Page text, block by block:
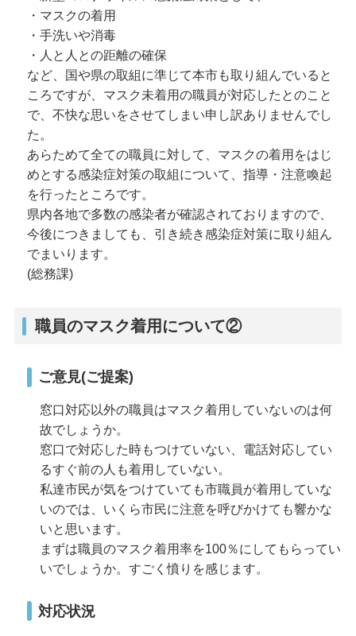
・マスクの着用
・手洗いや消毒
・人と人との距離の確保
など、国や県の取組に準じて本市も取り組んでいると
ころですが、マスク未着用の職員が対応したとのこと
で、不快な思いをさせてしまい申し訳ありませんでし
た。
あらためて全ての職員に対して、マスクの着用をはじ
めとする感染症対策の取組について、指導・注意喚起
を行ったところです。
県内各地で多数の感染者が確認されておりますので、
今後につきましても、引き続き感染症対策に取り組ん
でまいります。
(総務課)
職員のマスク着用について②
ご意見(ご提案)
窓口対応以外の職員はマスク着用していないのは何
故でしょうか。
窓口で対応した時もつけていない、電話対応してい
るすぐ前の人も着用していない。
私達市民が気をつけていても市職員が着用していな
いのでは、いくら市民に注意を呼びかけても響かな
いと思います。
まずは職員のマスク着用率を100％にしてもらってい
いでしょうか。すごく憤りを感じます。
対応状況